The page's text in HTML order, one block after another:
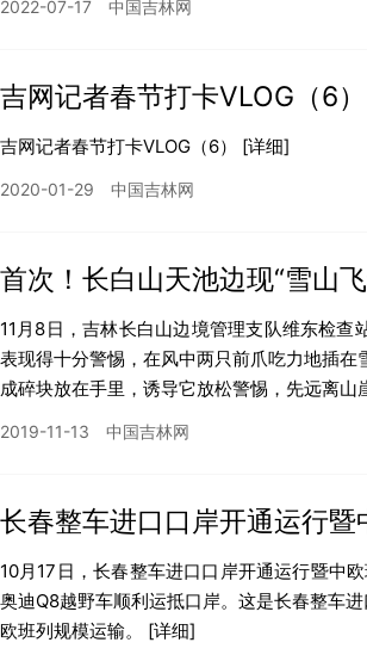
2022-07-17 中国吉林网
吉网记者春节打卡VLOG（6）
吉网记者春节打卡VLOG（6） [详细]
2020-01-29 中国吉林网
首次！长白山天池边现“雪山
11月8日，吉林长白山边境管理支队维东检
表现得十分警惕，在风中两只前爪吃力地插
成碎块放在手里，诱导它放松警惕，先远离
2019-11-13 中国吉林网
长春整车进口口岸开通运行
行
10月17日，长春整车进口口岸开通运行暨中
奥迪Q8越野车顺利运抵口岸。这是长春整车
欧班列规模运输。 [详细]